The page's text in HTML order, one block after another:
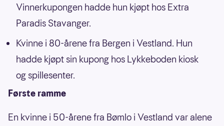
Vinnerkupongen hadde hun kjøpt hos Extra
Paradis Stavanger.
Kvinne i 80-årene fra Bergen i Vestland. Hun
hadde kjøpt sin kupong hos Lykkeboden kiosk
og spillesenter.
Første ramme
En kvinne i 50-årene fra Bømlo i Vestland var alene